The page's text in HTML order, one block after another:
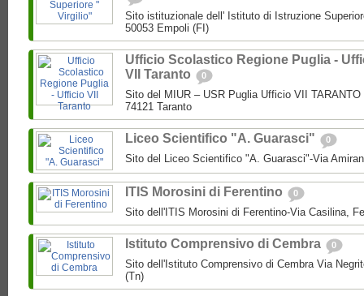
Sito istituzionale dell' Istituto di Istruzione
50053 Empoli (FI)
Ufficio Scolastico Regione Puglia -
VII Taranto
0
Sito del MIUR – USR Puglia Ufficio VII
74121 Taranto
Liceo Scientifico "A. Guarasci" 0
Sito del Liceo Scientifico "A. Guarasci"-Via
ITIS Morosini di Ferentino 0
Sito dell'ITIS Morosini di Ferentino-Via Casilina,
Istituto Comprensivo di Cembra 0
Sito dell'Istituto Comprensivo di Cembra Via
(Tn)